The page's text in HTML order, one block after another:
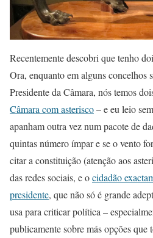
Recentemente descobri que tenho
Ora, enquanto em alguns concelhos
Presidente da Câmara, nós temos
Câmara com asterisco– e eu leio
apanham outra vez num pacote de
quintas número ímpar e se o vento
citar a constituição (atenção aos
das redes sociais, e ocidadão
presidente, que não só é grande
usa para criticar política –
publicamente sobre más opções